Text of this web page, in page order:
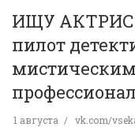
ИЩУ
пилот
1 августа vk.com/